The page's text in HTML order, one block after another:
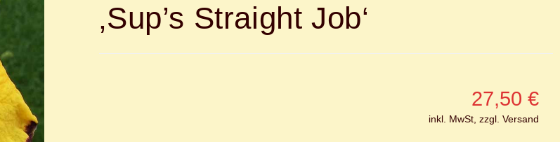
‚Sup’s Straight Job‘
27,50 €
inkl. MwSt, zzgl. Versand